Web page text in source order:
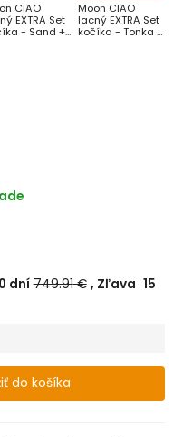
CIAO
EXTRA Set
- Sand +
Moon CIAO
lacný EXTRA Set
kočíka - Tonka +
dní 749.91€ Zľava 15